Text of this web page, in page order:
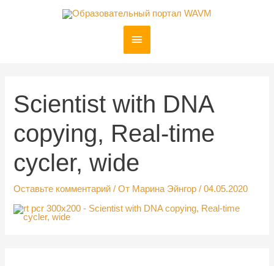
Главное
меню
Scientist with DNA
copying, Real-time
cycler, wide
Оставьте комментарий / От Марина Эйнгор/04.05.2020